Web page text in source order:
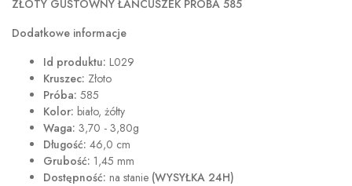
ZŁOTY GUSTOWNY ŁAŃCUSZEK PRÓBA 585
Dodatkowe informacje
Id produktu: L029
Kruszec: Złoto
Próba: 585
Kolor: biało, żółty
Waga: 3,70 - 3,80g
Długość: 46,0 cm
Grubość: 1,45 mm
Dostępność: na stanie (WYSYŁKA 24H)